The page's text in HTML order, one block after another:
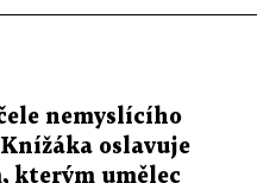
nemyslícího
oslavuje
kterým umělec